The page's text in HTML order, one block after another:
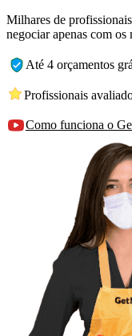
Milhares de
negociar apenas com os
Até 4 orçamentos
Profissionais
Como funciona o